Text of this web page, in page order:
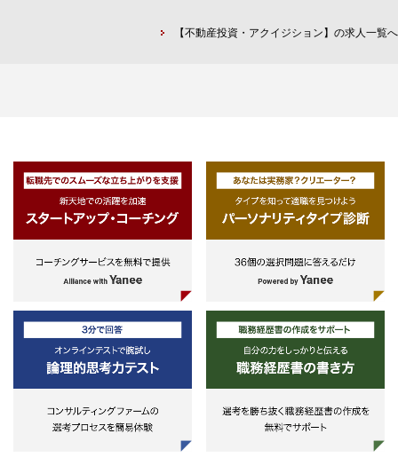
て意欲的な方
【不動産投資・アクイジション】の求人一覧へ